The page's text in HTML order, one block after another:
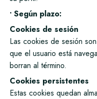
• Según plazo:
Cookies de sesión
Las cookies de sesión
que el usuario está
borran al término.
Cookies persistentes
Estas cookies quedan